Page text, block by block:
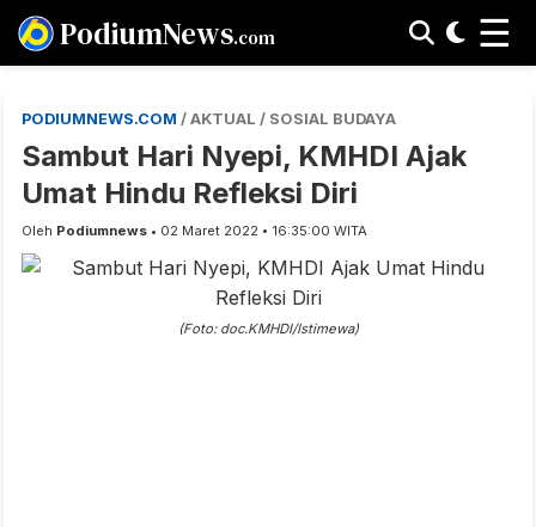
PodiumNews.com ☰
PODIUMNEWS.COM / AKTUAL / SOSIAL BUDAYA
Sambut Hari Nyepi, KMHDI Ajak
Umat Hindu Refleksi Diri
Oleh Podiumnews • 02 Maret 2022 • 16:35:00 WITA
(Foto: doc.KMHDI/Istimewa)